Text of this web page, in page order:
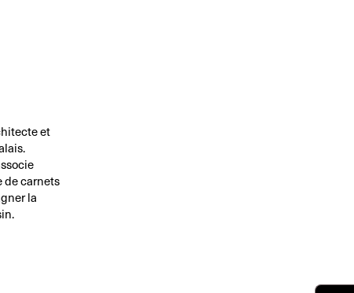
et
de carnets
la